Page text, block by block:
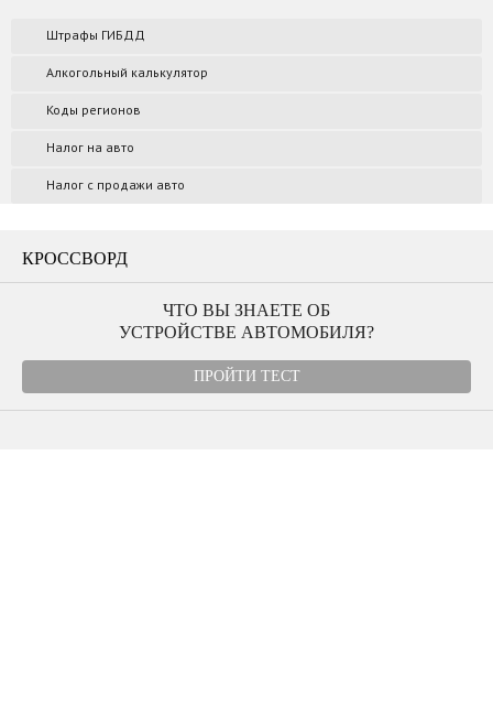
Штрафы ГИБДД
Алкогольный калькулятор
Коды регионов
Налог на авто
Налог с продажи авто
КРОССВОРД
ЧТО ВЫ ЗНАЕТЕ ОБ
УСТРОЙСТВЕ АВТОМОБИЛЯ?
ПРОЙТИ ТЕСТ